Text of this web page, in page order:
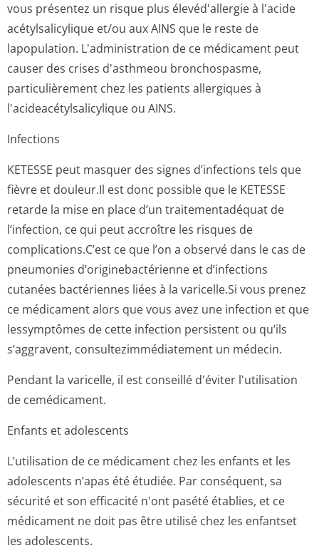
vous présentez un risque plus élevéd'allergie à l'acide
acétylsalicylique et/ou aux AINS que le reste de
lapopulation. L'administration de ce médicament peut
causer des crises d'asthmeou bronchospasme,
particulièrement chez les patients allergiques à
l'acideacétyl­salicylique ou AINS.
Infections
KETESSE peut masquer des signes d’infections tels que
fièvre et douleur.Il est donc possible que le KETESSE
retarde la mise en place d’un traitementadéquat de
l’infection, ce qui peut accroître les risques de
complications.C’est ce que l’on a observé dans le cas de
pneumonies d’originebacté­rienne et d’infections
cutanées bactériennes liées à la varicelle.Si vous prenez
ce médicament alors que vous avez une infection et que
lessymptômes de cette infection persistent ou qu’ils
s’aggravent, consultezimmé­diatement un médecin.
Pendant la varicelle, il est conseillé d'éviter l'utilisation
de cemédicament.
Enfants et adolescents
L’utilisation de ce médicament chez les enfants et les
adolescents n’apas été étudiée. Par conséquent, sa
sécurité et son efficacité n'ont pasété établies, et ce
médicament ne doit pas être utilisé chez les enfantset
les adolescents.